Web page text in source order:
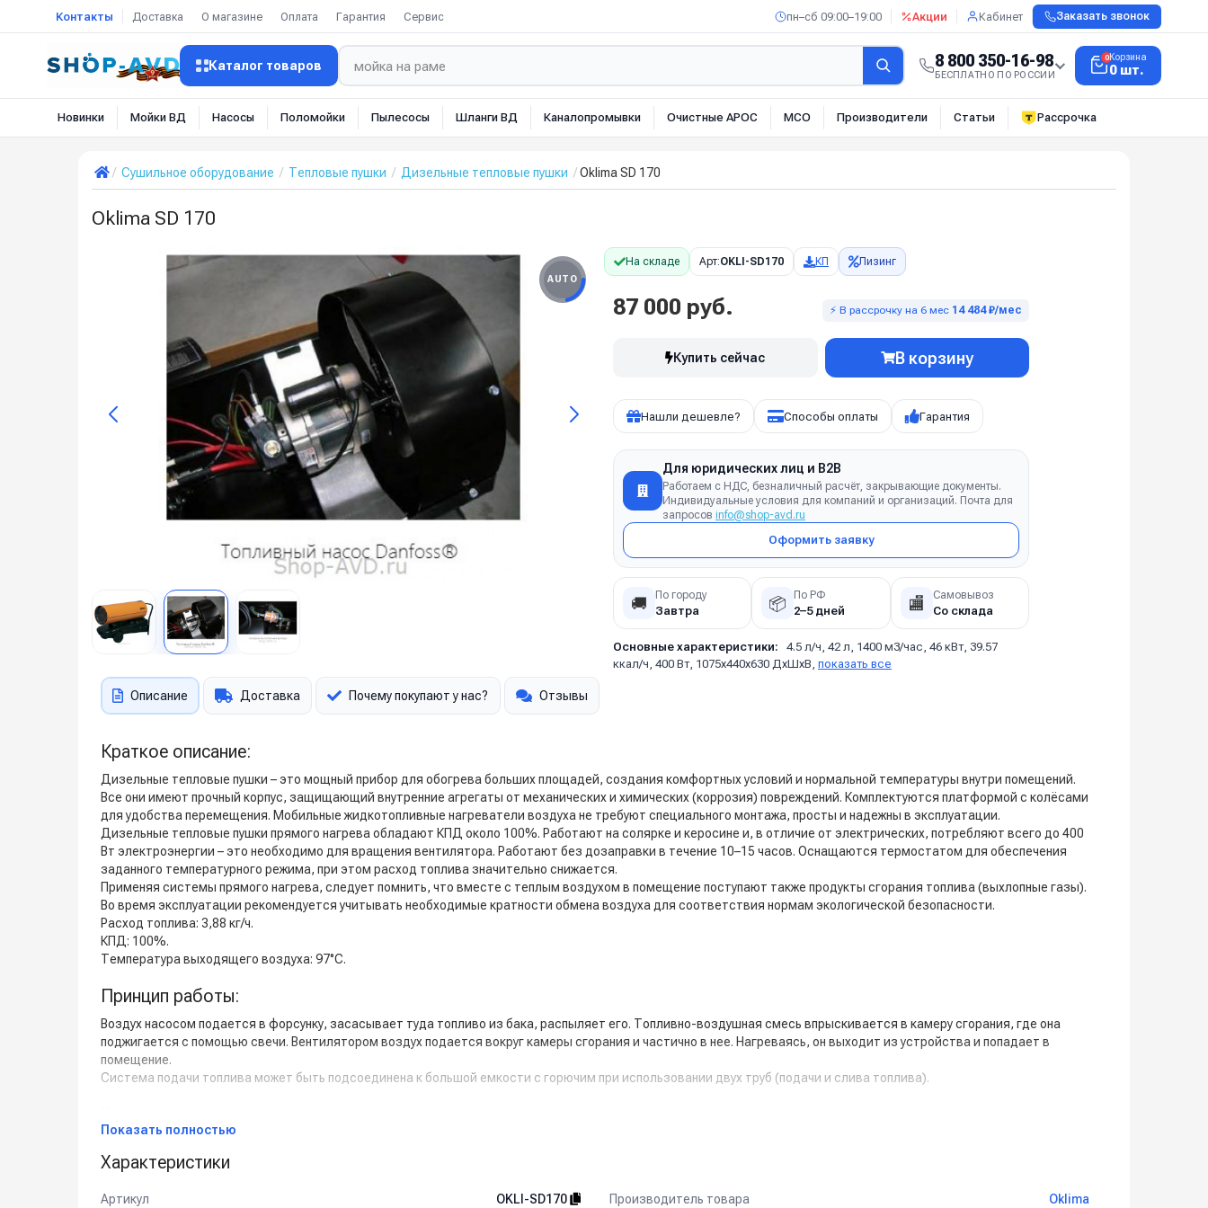
Контакты Доставка О магазине Оплата Гарантия Сервис пн–сб 09:00–19:00 Акции Кабинет Заказать звонок
Каталог товаров 8 800 350-16-98
БЕСПЛАТНО ПО РОССИИ
0Корзина
0 шт.
Новинки Мойки ВД Насосы Поломойки Пылесосы Шланги ВД Каналопромывки Очистные АРОС МСО Производители Статьи Рассрочка
Сушильное оборудование Тепловые пушки Дизельные тепловые пушки Oklima SD 170
Oklima SD 170
AUTO
На складе Арт:OKLI-SD170 КП Лизинг
87 000 руб. ⚡ В рассрочку на 6 мес 14 484 ₽/мес
Купить сейчас В корзину
Нашли дешевле? Способы оплаты Гарантия
Для юридических лиц и B2B
Работаем с НДС, безналичный расчёт, закрывающие документы.
Индивидуальные условия для компаний и организаций. Почта для
запросов info@shop-avd.ru
Оформить заявку
🚚 По городу
Завтра 📦 По РФ
2–5 дней 🏬 Самовывоз
Со склада
Основные характеристики:
4.5 л/ч, 42 л, 1400 м3/час, 46 кВт, 39.57
ккал/ч, 400 Вт, 1075х440х630 ДхШхВ, показать все
Описание Доставка Почему покупают у нас? Отзывы
Краткое описание:
Дизельные тепловые пушки – это мощный прибор для обогрева больших площадей, создания комфортных условий и нормальной температуры внутри помещений.
Все они имеют прочный корпус, защищающий внутренние агрегаты от механических и химических (коррозия) повреждений. Комплектуются платформой с колёсами
для удобства перемещения. Мобильные жидкотопливные нагреватели воздуха не требуют специального монтажа, просты и надежны в эксплуатации.
Дизельные тепловые пушки прямого нагрева обладают КПД около 100%. Работают на солярке и керосине и, в отличие от электрических, потребляют всего до 400
Вт электроэнергии – это необходимо для вращения вентилятора. Работают без дозаправки в течение 10–15 часов. Оснащаются термостатом для обеспечения
заданного температурного режима, при этом расход топлива значительно снижается.
Применяя системы прямого нагрева, следует помнить, что вместе с теплым воздухом в помещение поступают также продукты сгорания топлива (выхлопные газы).
Во время эксплуатации рекомендуется учитывать необходимые кратности обмена воздуха для соответствия нормам экологической безопасности.
Расход топлива: 3,88 кг/ч.
КПД: 100%.
Температура выходящего воздуха: 97°C.
Принцип работы:
Воздух насосом подается в форсунку, засасывает туда топливо из бака, распыляет его. Топливно-воздушная смесь впрыскивается в камеру сгорания, где она
поджигается с помощью свечи. Вентилятором воздух подается вокруг камеры сгорания и частично в нее. Нагреваясь, он выходит из устройства и попадает в
помещение.
Система подачи топлива может быть подсоединена к большой емкости с горючим при использовании двух труб (подачи и слива топлива).
- Чистое сгорание топлива вследствие постоянного давления топлива, угла распыления, пропорции топливно-воздушной смеси.
- Предохранительный термостат (SAFETY).
Показать полностью
Характеристики
Артикул OKLI-SD170 Производитель товара
Oklima